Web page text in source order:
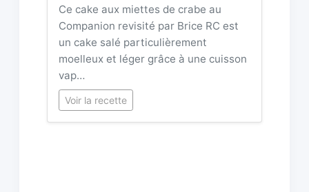
Ce cake aux miettes de crabe au
Companion revisité par Brice RC est
un cake salé particulièrement
moelleux et léger grâce à une cuisson
vap…
Voir la recette